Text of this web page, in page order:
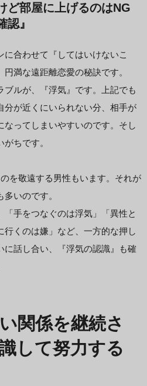
ど部屋に上げるのはNG
』
合わせて『してはいけないこ
満な遠距離恋愛の秘訣です。
ルが、『浮気』です。上記でも
分が近くにいられない分、相手が
ってしまいやすいのです。そし
ちです。
を敬遠する男性もいます。それが
いのです。
手をつなぐのは浮気」「異性と
行くのは嫌」など、一方的な押し
に話し合い、『浮気の認識』も確
関係を継続さ
して努力する